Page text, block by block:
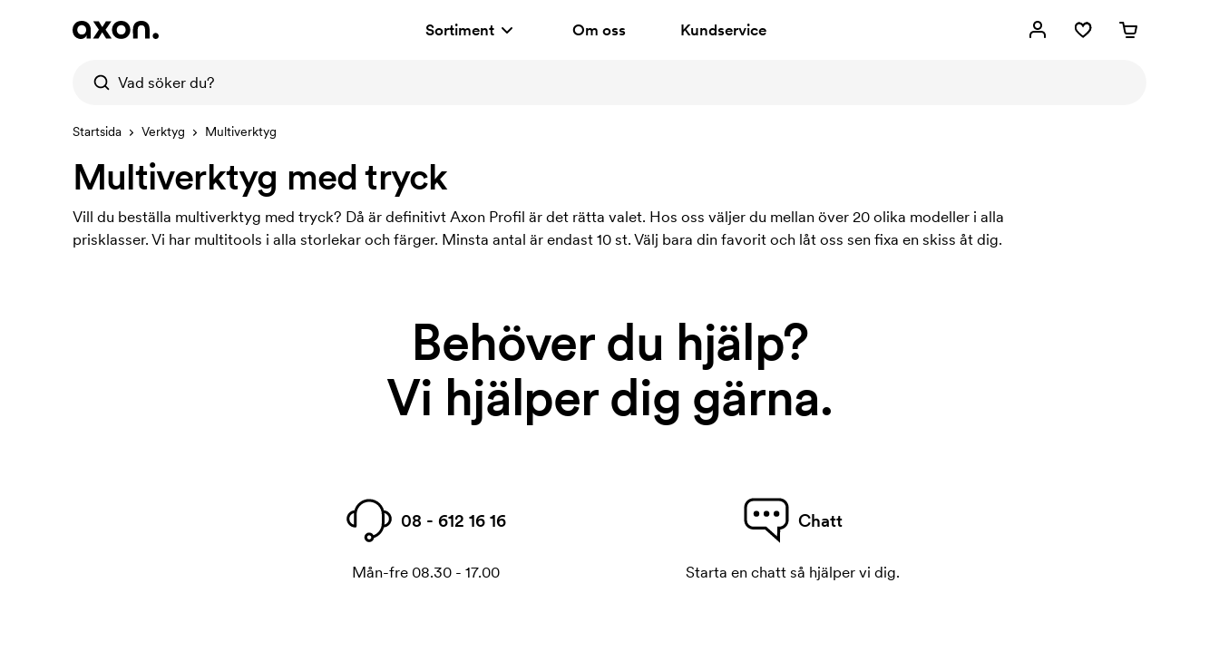
Sortiment Om oss Kundservice
Startsida Verktyg Multiverktyg
Multiverktyg med tryck
Vill du beställa multiverktyg med tryck? Då är definitivt Axon Profil är det rätta valet. Hos oss väljer du mellan över 20 olika modeller i alla
prisklasser. Vi har multitools i alla storlekar och färger. Minsta antal är endast 10 st. Välj bara din favorit och låt oss sen fixa en skiss åt dig.
Behöver du hjälp?
Vi hjälper dig gärna.
08 - 612 16 16
Mån-fre 08.30 - 17.00
Chatt
Starta en chatt så hjälper vi dig.